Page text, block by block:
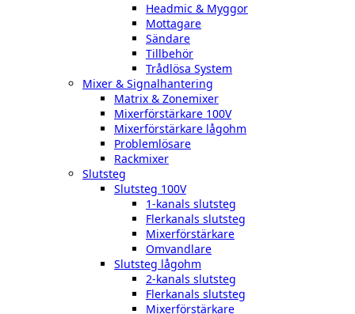
Headmic & Myggor
Mottagare
Sändare
Tillbehör
Trådlösa System
Mixer & Signalhantering
Matrix & Zonemixer
Mixerförstärkare 100V
Mixerförstärkare lågohm
Problemlösare
Rackmixer
Slutsteg
Slutsteg 100V
1-kanals slutsteg
Flerkanals slutsteg
Mixerförstärkare
Omvandlare
Slutsteg lågohm
2-kanals slutsteg
Flerkanals slutsteg
Mixerförstärkare